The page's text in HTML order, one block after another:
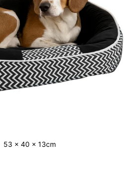
53 x 40 x 13cm